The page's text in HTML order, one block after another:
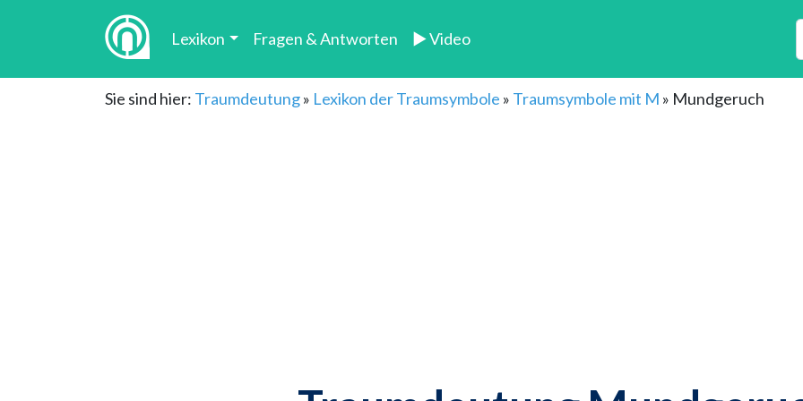
Lexikon Fragen & Antworten ► Video
Sie sind hier: Traumdeutung» Lexikon der Traumsymbole » Traumsymbole mit M » Mundgeruch